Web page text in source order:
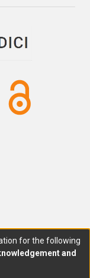
diagramas de
pupila para cada
información por
tridimensional,
transparencia,
con franjas
de codificación
derivada óptica
for the following
and